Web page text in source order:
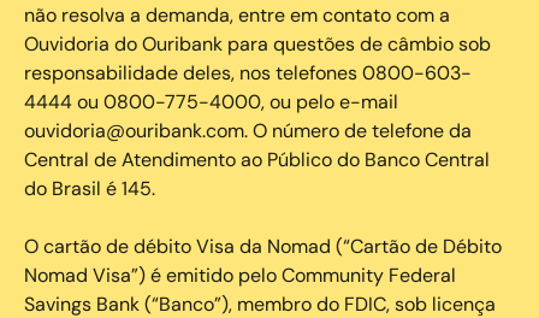
não resolva a demanda, entre em contato com a
Ouvidoria do Ouribank para questões de câmbio sob
responsabilidade deles, nos telefones 0800-603-
4444 ou 0800-775-4000, ou pelo e-mail
ouvidoria@ouribank.com. O número de telefone da
Central de Atendimento ao Público do Banco Central
do Brasil é 145.
O cartão de débito Visa da Nomad (“Cartão de Débito
Nomad Visa”) é emitido pelo Community Federal
Savings Bank (“Banco”), membro do FDIC, sob licença